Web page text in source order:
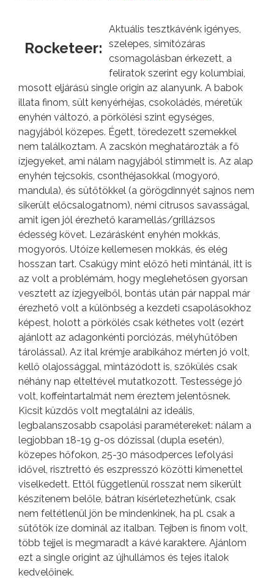
Rocketeer:
Aktuális tesztkávénk igényes,
szelepes, simítózáras
csomagolásban érkezett, a
feliratok szerint egy kolumbiai,
mosott eljárású single origin az alanyunk. A babok
illata finom, sült kenyérhéjas, csokoládés, méretük
enyhén változó, a pörkölési szint egységes,
nagyjából közepes. Égett, töredezett szemekkel
nem találkoztam. A zacskón meghatározták a fő
ízjegyeket, ami nálam nagyjából stimmelt is. Az alap
enyhén tejcsokis, csonthéjasokkal (mogyoró,
mandula), és sütőtökkel (a görögdinnyét sajnos nem
sikerült előcsalogatnom), némi citrusos savasságal,
amit igen jól érezhető karamellás/grillázsos
édesség követ. Lezárásként enyhén mokkás,
mogyorós. Utóíze kellemesen mokkás, és elég
hosszan tart. Csakúgy mint előző heti mintánál, itt is
az volt a problémám, hogy meglehetősen gyorsan
vesztett az ízjegyeiből, bontás után pár nappal már
érezhető volt a különbség a kezdeti csapolásokhoz
képest, holott a pörkölés csak kéthetes volt (ezért
ajánlott az adagonkénti porciózás, mélyhűtőben
tárolással). Az ital krémje arabikához mérten jó volt,
kellő olajossággal, mintázódott is, szőkülés csak
néhány nap elteltével mutatkozott. Testessége jó
volt, koffeintartalmát nem éreztem jelentősnek.
Kicsit küzdős volt megtalálni az ideális,
legbalanszosabb csapolási paramétereket: nálam a
legjobban 18-19 g-os dózissal (dupla esetén),
közepes hőfokon, 25-30 másodperces lefolyási
idővel, risztrettó és eszpresszó közötti kimenettel
viselkedett. Ettől függetlenül rosszat nem sikerült
készítenem belőle, bátran kísérletezhetünk, csak
nem feltétlenül jön be mindenkinek, ha pl. csak a
sütőtök íze dominál az italban. Tejben is finom volt,
több tejjel is megmaradt a kávé karaktere. Ajánlom
ezt a single origint az újhullámos és tejes italok
kedvelőinek.